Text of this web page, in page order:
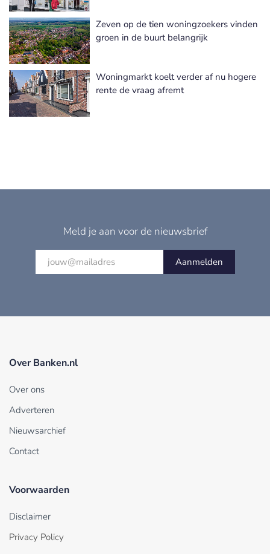
Zeven op de tien woningzoekers vinden
groen in de buurt belangrijk
Woningmarkt koelt verder af nu hogere
rente de vraag afremt
Meld je aan voor de nieuwsbrief
Aanmelden
Over Banken.nl
Over ons
Adverteren
Nieuwsarchief
Contact
Voorwaarden
Disclaimer
Privacy Policy